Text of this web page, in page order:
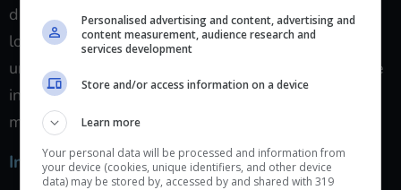
dinamica della partita e non saranno più lasciati a
loro stessi, ma utilizzati come forza aggiuntiva per
una assalto alle difese nemiche. Potrebbero tornare
in auge talenti che potenziano le statistiche dei
mercenari.
Interfaccia
Personalised advertising and content, advertising and
content measurement, audience research and
services development
Store and/or access information on a device
Learn more
Your personal data will be processed and information from
your device (cookies, unique identifiers, and other device
data) may be stored by, accessed by and shared with 319